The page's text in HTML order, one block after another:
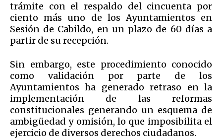
trámite con el respaldo del cincuenta por
ciento más uno de los Ayuntamientos en
Sesión de Cabildo, en un plazo de 60 días a
partir de su recepción.
Sin embargo, este procedimiento conocido
como validación por parte de los
Ayuntamientos ha generado retraso en la
implementación de las reformas
constitucionales generando un esquema de
ambigüedad y omisión, lo que imposibilita el
ejercicio de diversos derechos ciudadanos.